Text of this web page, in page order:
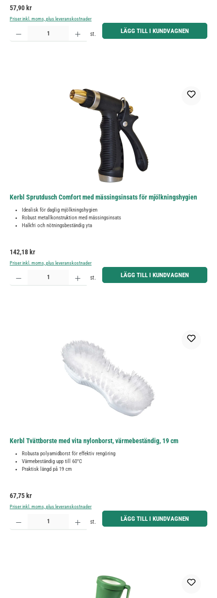
Ordinarie pris:
57,90 kr
Priser inkl. moms, plus leveranskostnader
Produktkvantitet: Ange önskat belopp eller använd knapparna för att öka eller minska kvantiteten.
st. LÄGG TILL I KUNDVAGNEN
Kerbl Sprutdusch Comfort med mässingsinsats för mjölkningshygien
Idealisk för daglig mjölkningshygien
Robust metallkonstruktion med mässingsinsats
Halkfri och nötningsbeständig yta
Ordinarie pris:
142,18 kr
Priser inkl. moms, plus leveranskostnader
Produktkvantitet: Ange önskat belopp eller använd knapparna för att öka eller minska kvantiteten.
st. LÄGG TILL I KUNDVAGNEN
Kerbl Tvättborste med vita nylonborst, värmebeständig, 19 cm
Robusta polyamidborst för effektiv rengöring
Värmebeständig upp till 60°C
Praktisk längd på 19 cm
Ordinarie pris:
67,75 kr
Priser inkl. moms, plus leveranskostnader
Produktkvantitet: Ange önskat belopp eller använd knapparna för att öka eller minska kvantiteten.
st. LÄGG TILL I KUNDVAGNEN